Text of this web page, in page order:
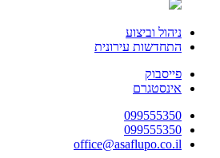
ניהול וביצוע
התחדשות עירונית
פייסבוק
אינסטגרם
099555350
099555350
office@asaflupo.co.il